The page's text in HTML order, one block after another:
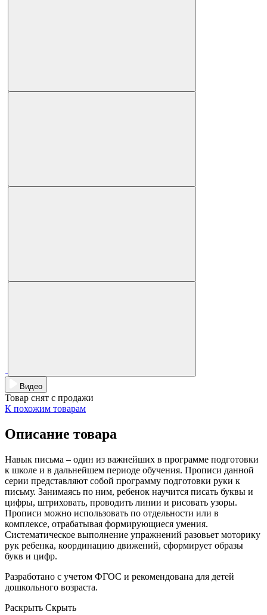
Видео
Товар снят с продажи
К похожим товарам
Описание товара
Навык письма – один из важнейших в программе подготовки
к школе и в дальнейшем периоде обучения. Прописи данной
серии представляют собой программу подготовки руки к
письму. Занимаясь по ним, ребенок научится писать буквы и
цифры, штриховать, проводить линии и рисовать узоры.
Прописи можно использовать по отдельности или в
комплексе, отрабатывая формирующиеся умения.
Систематическое выполнение упражнений разовьет моторику
рук ребенка, координацию движений, сформирует образы
букв и цифр.
Разработано с учетом ФГОС и рекомендована для детей
дошкольного возраста.
Раскрыть Скрыть